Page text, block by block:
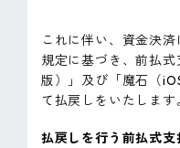
これに伴い、資金決
規定に基づき、前払
版）」及び「魔石（
て払戻しをいたします
払戻しを行う前払式